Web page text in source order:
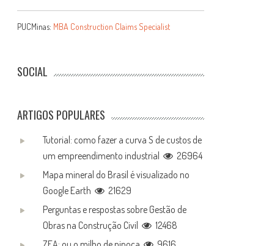
PUCMinas: MBA Construction Claims Specialist
SOCIAL
ARTIGOS POPULARES
Tutorial: como fazer a curva S de custos de
um empreendimento industrial
26964
Mapa mineral do Brasil é visualizado no
Google Earth
21629
Perguntas e respostas sobre Gestão de
Obras na Construção Civil
12468